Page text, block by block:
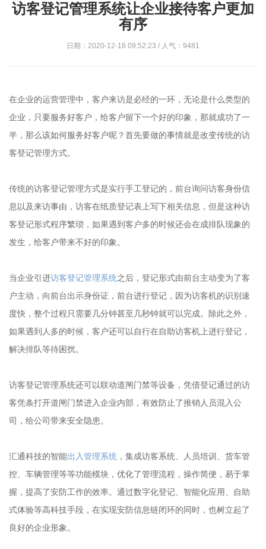
访客登记管理系统让企业接待客户更加
有序
日期：2020-12-18 09:52:23 / 人气：9481
在企业的运营管理中，客户来访是必经的一环，无论是什么类型的
企业，只要服务好客户，给客户留下一个好的印象，那就成功了一
半，那么该如何服务好客户呢？首先要做的事情就是改变传统的访
客登记管理方式。
传统的访客登记管理方式是实行手工登记的，前台询问访客身份信
息以及来访事由，访客在纸质登记表上写下相关信息，但是这种访
客登记形式程序繁琐，如果遇到客户多的时候还会在成排队现象的
发生，给客户带来不好的印象。
当企业引进访客登记管理系统之后，登记形式由前台主动变为了客
户主动，向前台出示身份证，前台进行登记，因为访客机的识别速
度快，整个过程只需要几分钟甚至几秒钟就可以完成。除此之外，
如果遇到人多的时候，客户还可以自行在自助访客机上进行登记，
解决排队等待困扰。
访客登记管理系统还可以联动道闸门禁等设备，凭借登记通过的访
客凭条打开道闸门禁进入企业内部，有效防止了推销人员混入公
司，给公司带来安全隐患。
汇通科技的智能出入管理系统 ，集成访客系统、人员培训、货车管
控、车辆管理等等功能模块，优化了管理流程，操作简便，易于掌
握，提高了安防工作的效率。通过数字化登记、智能化应用、自助
式体验等高科技手段，在实现安防信息链闭环的同时，也树立起了
良好的企业形象。